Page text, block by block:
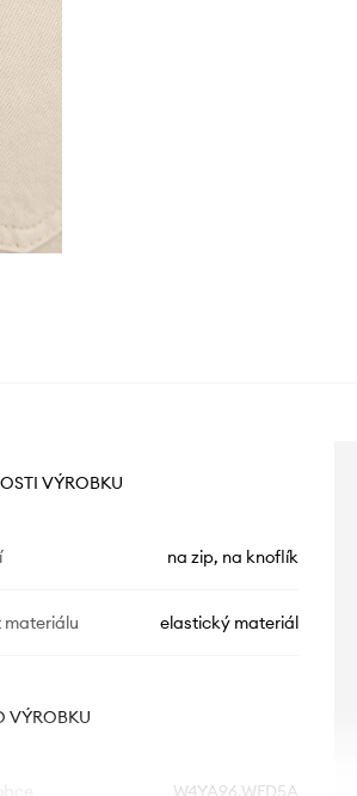
VÝROBKU
na zip, na knoflík
materiálu elastický materiál
VÝROBKU